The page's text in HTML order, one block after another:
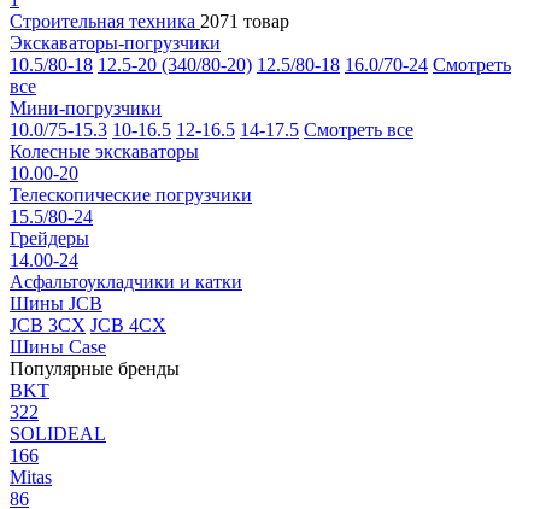
Строительная техника 2071 товар
Экскаваторы-погрузчики
10.5/80-18 12.5-20 (340/80-20) 12.5/80-18 16.0/70-24 Смотреть
все
Мини-погрузчики
10.0/75-15.3 10-16.5 12-16.5 14-17.5 Смотреть все
Колесные экскаваторы
10.00-20
Телескопические погрузчики
15.5/80-24
Грейдеры
14.00-24
Асфальтоукладчики и катки
Шины JCB
JCB 3CX JCB 4CX
Шины Case
Популярные бренды
BKT
322
SOLIDEAL
166
Mitas
86